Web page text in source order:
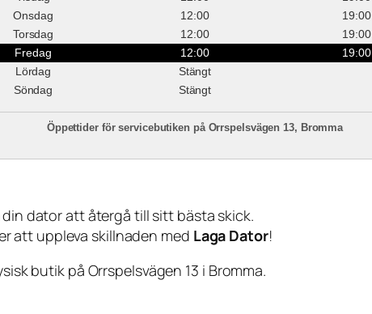
Onsdag
12:00
19:00
Torsdag
12:00
19:00
Fredag
12:00
19:00
Lördag
Stängt
Söndag
Stängt
Öppettider för servicebutiken på Orrspelsvägen 13, Bromma
dator att återgå till sitt bästa skick.
att uppleva skillnaden med Laga Dator!
butik på Orrspelsvägen 13 i Bromma.